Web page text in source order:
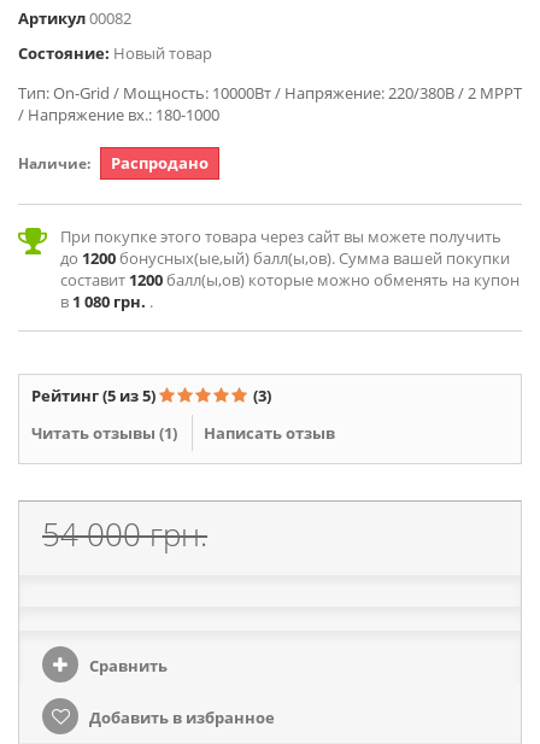
Артикул00082
Состояние: Новый товар
Тип: On-Grid / Мощность: 10000Вт / Напряжение: 220/380В / 2 MPPT
/ Напряжение вх.: 180-1000
Наличие: Распродано
При покупке этого товара через сайт вы можете получить
до 1200бонусных(ые,ый) балл(ы,ов). Сумма вашей покупки
составит 1200балл(ы,ов) которые можно обменять на купон
в 1 080 грн. .
Рейтинг(5 из 5)
(3)
Читать отзывы (1) Написать отзыв
54 000 грн.
Сравнить
Добавить в избранное